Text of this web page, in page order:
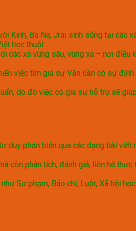
Kinh, Ba Na, Jrai sinh sống tại các
học thuật.
các xã vùng sâu, vùng xa – nơi điều
việc tìm gia sư Văn cần có sự
do đó việc có gia sư hỗ trợ sẽ
duy phản biện qua các dạng bài viết
còn phân tích, đánh giá, liên hệ thực
Sư phạm, Báo chí, Luật, Xã hội